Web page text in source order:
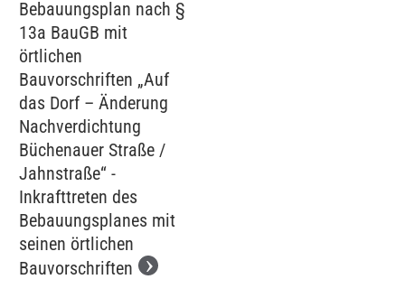
Bebauungsplan nach §
13a BauGB mit
örtlichen
Bauvorschriften „Auf
das Dorf – Änderung
Nachverdichtung
Büchenauer Straße /
Jahnstraße“ -
Inkrafttreten des
Bebauungsplanes mit
seinen örtlichen
Bauvorschriften